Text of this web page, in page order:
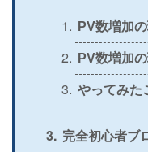
PV数増加
PV数増加
やってみた
完全初心者ブ